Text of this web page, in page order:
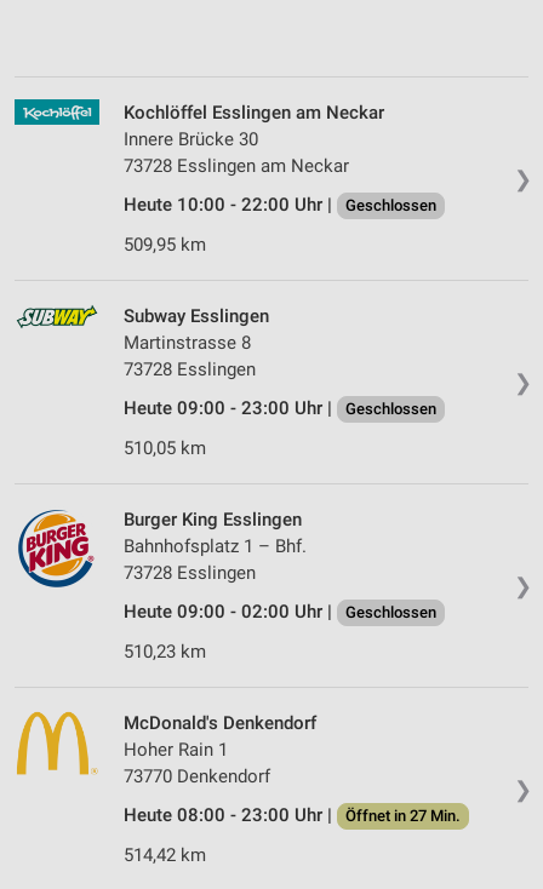
❯
Kochlöffel Esslingen am Neckar
Innere Brücke 30
73728 Esslingen am Neckar
Heute 10:00 - 22:00 Uhr |
Geschlossen
509,95 km
❯
Subway Esslingen
Martinstrasse 8
73728 Esslingen
Heute 09:00 - 23:00 Uhr |
Geschlossen
510,05 km
❯
Burger King Esslingen
Bahnhofsplatz 1 – Bhf.
73728 Esslingen
Heute 09:00 - 02:00 Uhr |
Geschlossen
510,23 km
❯
McDonald's Denkendorf
Hoher Rain 1
73770 Denkendorf
Heute 08:00 - 23:00 Uhr |
Öffnet in 27 Min.
514,42 km